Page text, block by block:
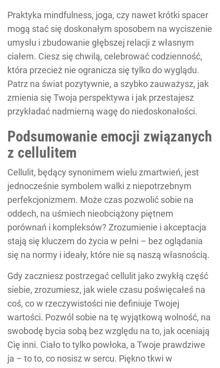
Praktyka mindfulness, joga, czy nawet krótki spacer
mogą stać się doskonałym sposobem na wyciszenie
umysłu i zbudowanie głębszej relacji z własnym
ciałem. Ciesz się chwilą, celebrować codzienność,
która przecież nie ogranicza się tylko do wyglądu.
Patrz na świat pozytywnie, a szybko zauważysz, jak
zmienia się Twoja perspektywa i jak przestajesz
przykładać nadmierną wagę do niedoskonałości.
Podsumowanie emocji związanych
z cellulitem
Cellulit, będący synonimem wielu zmartwień, jest
jednocześnie symbolem walki z niepotrzebnym
perfekcjonizmem. Może czas pozwolić sobie na
oddech, na uśmiech nieobciążony piętnem
porównań i kompleksów? Zrozumienie i akceptacja
stają się kluczem do życia w pełni – bez oglądania
się na normy i ideały, które nie są naszą własnością.
Gdy zaczniesz postrzegać cellulit jako zwykłą część
siebie, zrozumiesz, jak wiele czasu poświęcałeś na
coś, co w rzeczywistości nie definiuje Twojej
wartości. Pozwól sobie na tę wyjątkową wolność, na
swobodę bycia sobą bez względu na to, jak oceniają
Cię inni. Ciało to tylko powłoka, a Twoje prawdziwe
ja – to to, co nosisz w sercu. Piękno tkwi w